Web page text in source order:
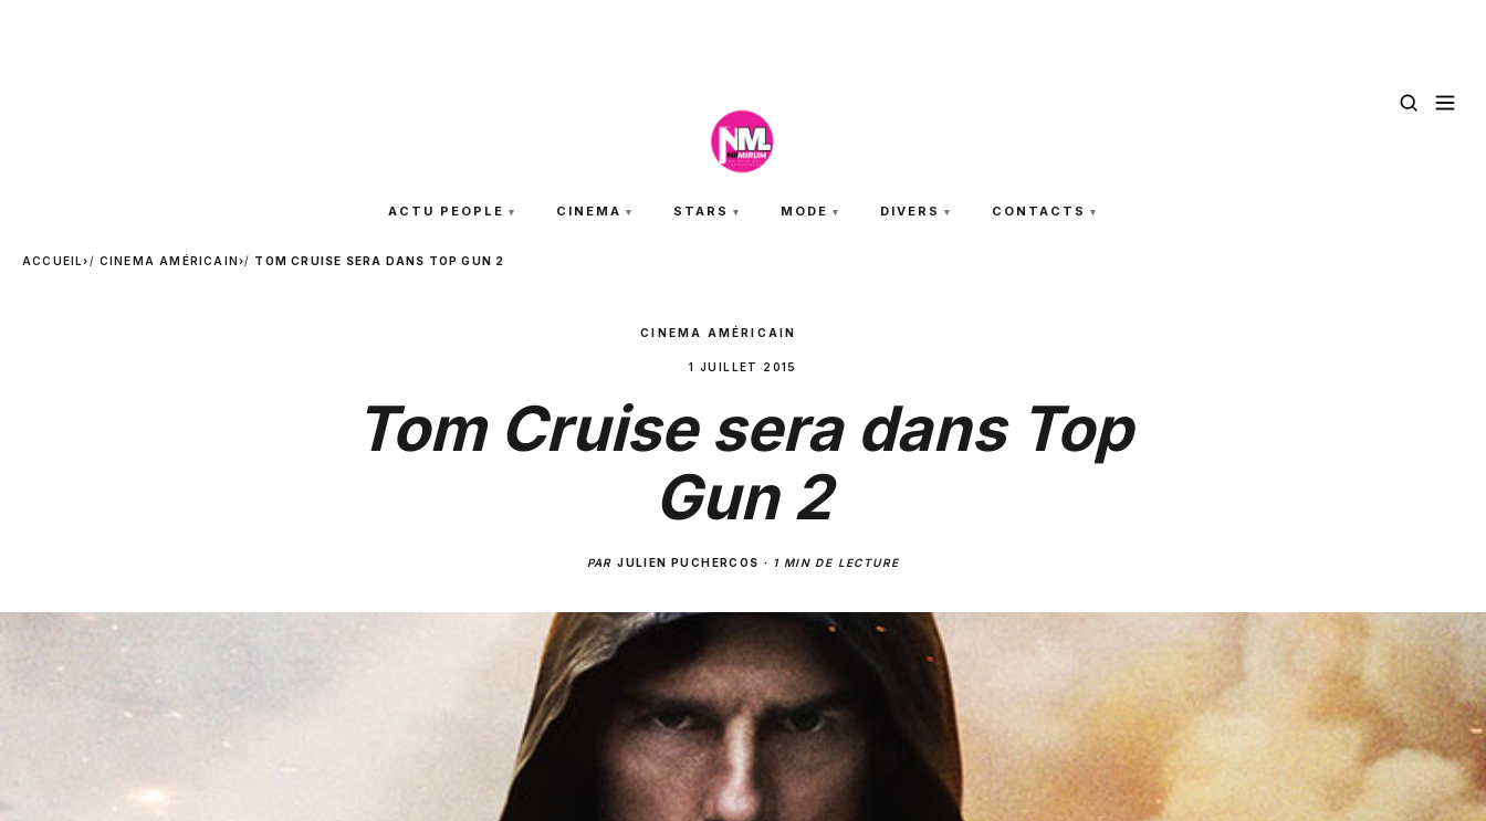
ACTU PEOPLE CINEMA STARS MODE DIVERS CONTACTS
ACCUEIL› CINEMA AMÉRICAIN› TOM CRUISE SERA DANS TOP GUN 2
CINEMA AMÉRICAIN
1 JUILLET 2015
Tom Cruise sera dans Top
Gun 2
PARJULIEN PUCHERCOS · 1 MIN DE LECTURE